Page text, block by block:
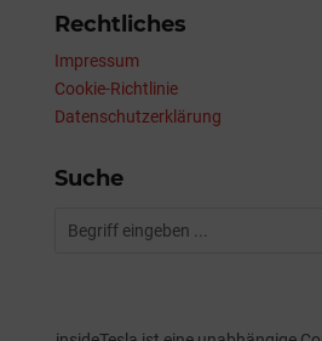
Rechtliches
Impressum
Cookie-Richtlinie
Datenschutzerklärung
Suche